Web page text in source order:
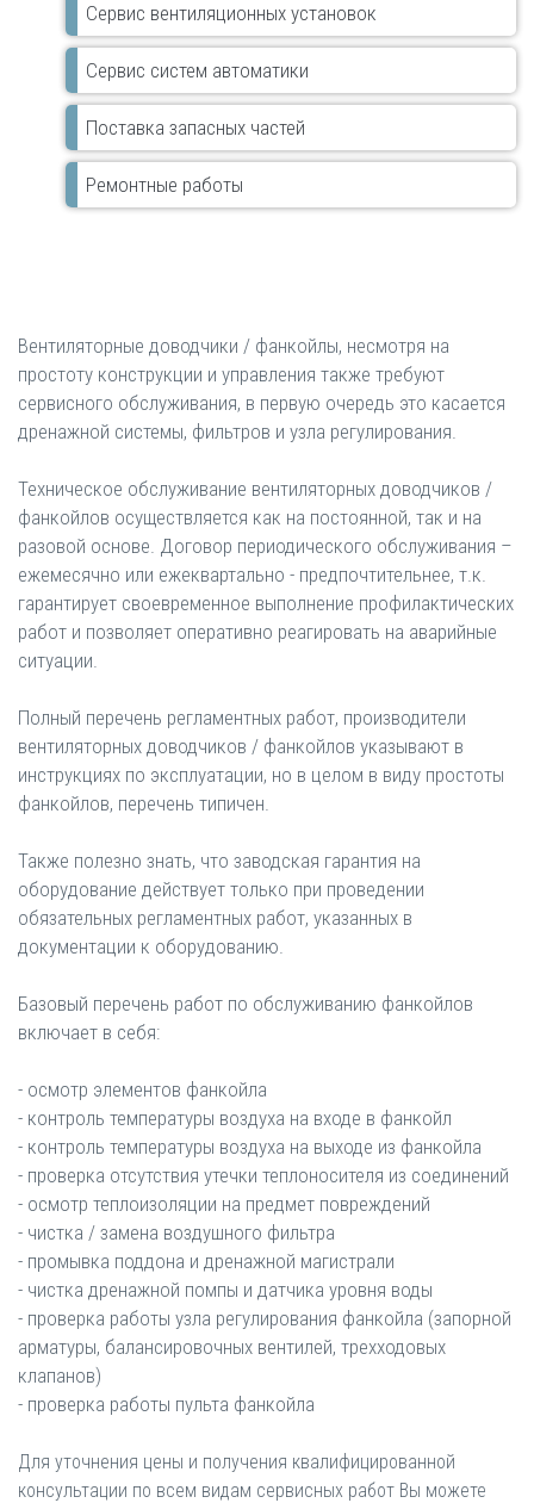
Сервис вентиляционных установок
Сервис систем автоматики
Поставка запасных частей
Ремонтные работы
Вентиляторные доводчики / фанкойлы, несмотря на
простоту конструкции и управления также требуют
сервисного обслуживания, в первую очередь это касается
дренажной системы, фильтров и узла регулирования.
Техническое обслуживание вентиляторных доводчиков /
фанкойлов осуществляется как на постоянной, так и на
разовой основе. Договор периодического обслуживания –
ежемесячно или ежеквартально - предпочтительнее, т.к.
гарантирует своевременное выполнение профилактических
работ и позволяет оперативно реагировать на аварийные
ситуации.
Полный перечень регламентных работ, производители
вентиляторных доводчиков / фанкойлов указывают в
инструкциях по эксплуатации, но в целом в виду простоты
фанкойлов, перечень типичен.
Также полезно знать, что заводская гарантия на
оборудование действует только при проведении
обязательных регламентных работ, указанных в
документации к оборудованию.
Базовый перечень работ по обслуживанию фанкойлов
включает в себя:
- осмотр элементов фанкойла
- контроль температуры воздуха на входе в фанкойл
- контроль температуры воздуха на выходе из фанкойла
- проверка отсутствия утечки теплоносителя из соединений
- осмотр теплоизоляции на предмет повреждений
- чистка / замена воздушного фильтра
- промывка поддона и дренажной магистрали
- чистка дренажной помпы и датчика уровня воды
- проверка работы узла регулирования фанкойла (запорной
арматуры, балансировочных вентилей, трехходовых
клапанов)
- проверка работы пульта фанкойла
Для уточнения цены и получения квалифицированной
консультации по всем видам сервисных работ Вы можете